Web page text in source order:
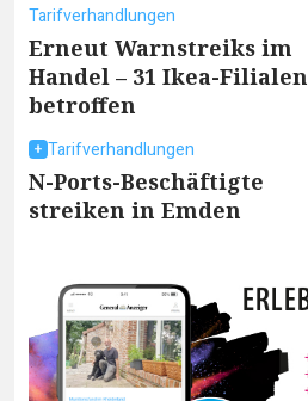
Tarifverhandlungen
Erneut Warnstreiks im
Handel – 31 Ikea-Filialen
betroffen
Tarifverhandlungen
N-Ports-Beschäftigte
streiken in Emden